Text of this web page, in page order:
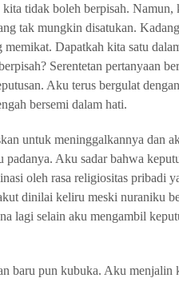
tidak boleh berpisah. Namun,
tak mungkin disatukan.
Dapatkah kita satu
Serentetan pertanyaan
Aku terus bergulat
bersemi dalam hati.
untuk meninggalkannya dan
Aku sadar bahwa
oleh rasa religiositas pribadi
dinilai keliru meski nuraniku
lagi selain aku mengambil
baru pun kubuka. Aku menjalin